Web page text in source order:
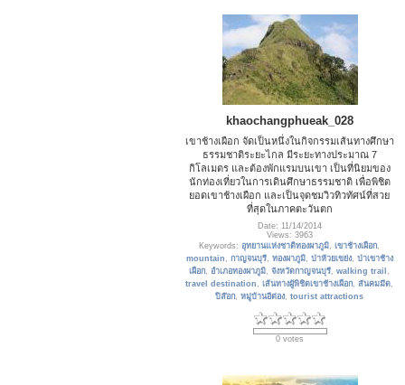
khaochangphueak_028
เขาช้างเผือก จัดเป็นหนึ่งในกิจกรรมเส้นทางศึกษา
ธรรมชาติระยะไกล มีระยะทางประมาณ 7
กิโลเมตร และต้องพักแรมบนเขา เป็นที่นิยมของ
นักท่องเที่ยวในการเดินศึกษาธรรมชาติ เพื่อพิชิต
ยอดเขาช้างเผือก และเป็นจุดชมวิวทิวทัศน์ที่สวย
ที่สุดในภาคตะวันตก
Date: 11/14/2014
Views: 3963
Keywords: อุทยานแห่งชาติทองผาภูมิ,เขาช้างเผือก,
mountain , กาญจนบุรี, ทองผาภูมิ, ป่าห้วยเขย่ง, ป่าเขาช้าง
เผือก, อำเภอทองผาภูมิ,จังหวัดกาญจนบุรี,walking trail ,
travel destination ,เส้นทางผู้พิชิตเขาช้างเผือก,สันคมมีด,
ปิล๊อก,หมู่บ้านอีต่อง,tourist attractions
0 votes